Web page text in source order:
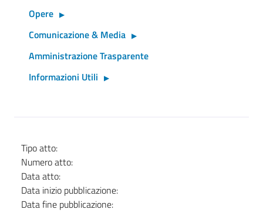
Opere
Comunicazione & Media
Amministrazione Trasparente
Informazioni Utili
Tipo atto:
Numero atto:
Data atto:
Data inizio pubblicazione:
Data fine pubblicazione: